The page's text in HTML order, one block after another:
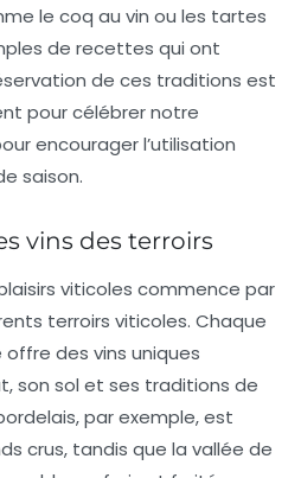
le coq au vin ou les tartes
de recettes qui ont
de ces traditions est
pour célébrer notre
encourager l’utilisation
saison.
vins des terroirs
viticoles commence par
terroirs viticoles. Chaque
des vins uniques
son sol et ses traditions de
, par exemple, est
crus, tandis que la vallée de